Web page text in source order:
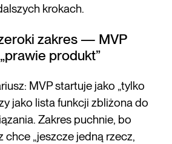
krokach.
zakres — MVP
produkt”
MVP startuje jako „tylko
jako lista funkcji zbliżona do
Zakres puchnie, bo
chce „jeszcze jedną rzecz,